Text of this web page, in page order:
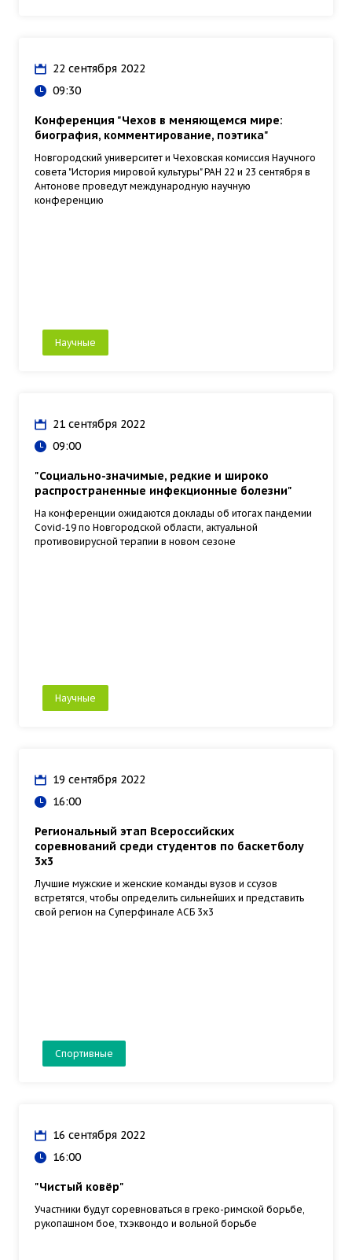
22 сентября 2022
09:30
Конференция "Чехов в меняющемся мире:
биография, комментирование, поэтика"
Новгородский университет и Чеховская комиссия Научного
совета "История мировой культуры" РАН 22 и 23 сентября в
Антонове проведут международную научную
конференцию
Научные
21 сентября 2022
09:00
"Социально-значимые, редкие и широко
распространенные инфекционные болезни"
На конференции ожидаются доклады об итогах пандемии
Covid-19 по Новгородской области, актуальной
противовирусной терапии в новом сезоне
Научные
19 сентября 2022
16:00
Региональный этап​ Всероссийских
соревнований среди студентов по баскетболу
3х3
Лучшие мужские и женские команды вузов и ссузов
встретятся, чтобы определить сильнейших и представить
свой регион на Суперфинале АСБ 3х3
Спортивные
16 сентября 2022
16:00
"Чистый ковёр"
Участники будут соревноваться в греко-римской борьбе,
рукопашном бое, тхэквондо и вольной борьбе